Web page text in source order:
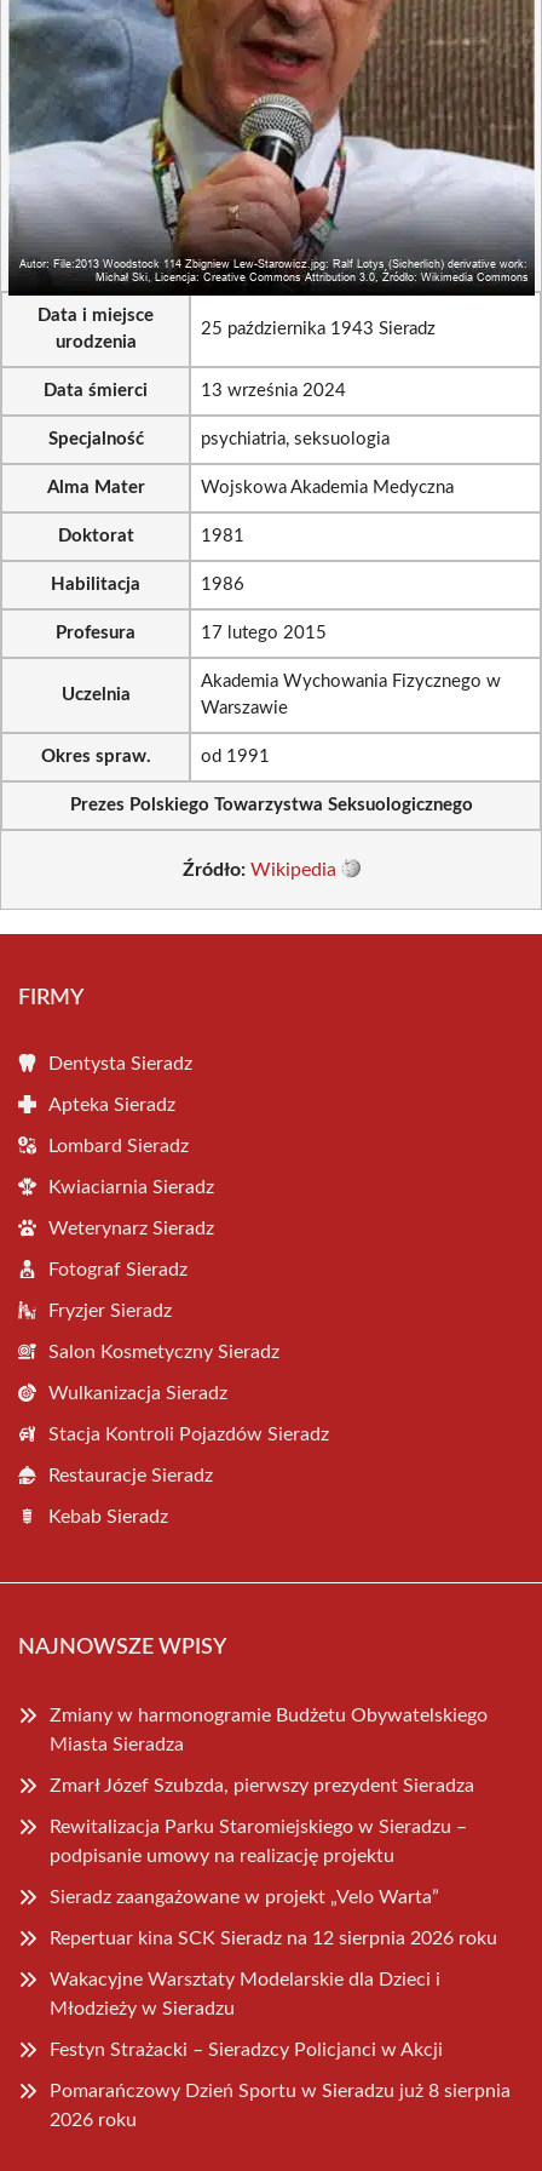
Data i miejsce
urodzenia
25 października 1943 Sieradz
Data śmierci 13 września 2024
Specjalność psychiatria, seksuologia
Alma Mater Wojskowa Akademia Medyczna
Doktorat 1981
Habilitacja 1986
Profesura 17 lutego 2015
Uczelnia
Akademia Wychowania Fizycznego w
Warszawie
Okres spraw. od 1991
Prezes Polskiego Towarzystwa Seksuologicznego
Źródło: Wikipedia
FIRMY
Dentysta Sieradz
Apteka Sieradz
Lombard Sieradz
Kwiaciarnia Sieradz
Weterynarz Sieradz
Fotograf Sieradz
Fryzjer Sieradz
Salon Kosmetyczny Sieradz
Wulkanizacja Sieradz
Stacja Kontroli Pojazdów Sieradz
Restauracje Sieradz
Kebab Sieradz
NAJNOWSZE WPISY
Zmiany w harmonogramie Budżetu Obywatelskiego
Miasta Sieradza
Zmarł Józef Szubzda, pierwszy prezydent Sieradza
Rewitalizacja Parku Staromiejskiego w Sieradzu –
podpisanie umowy na realizację projektu
Sieradz zaangażowane w projekt „Velo Warta”
Repertuar kina SCK Sieradz na 12 sierpnia 2026 roku
Wakacyjne Warsztaty Modelarskie dla Dzieci i
Młodzieży w Sieradzu
Festyn Strażacki – Sieradzcy Policjanci w Akcji
Pomarańczowy Dzień Sportu w Sieradzu już 8 sierpnia
2026 roku